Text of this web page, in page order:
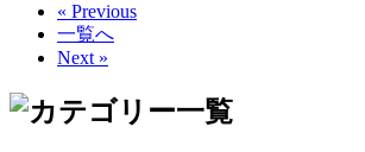
« Previous
一覧へ
Next »